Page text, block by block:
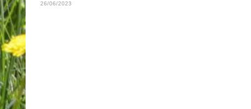
26/06/2023